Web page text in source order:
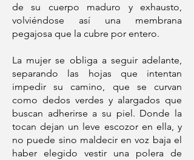
de su cuerpo maduro y exhausto,
volviéndose así una membrana
pegajosa que la cubre por entero.
La mujer se obliga a seguir adelante,
separando las hojas que intentan
impedir su camino, que se curvan
como dedos verdes y alargados que
buscan adherirse a su piel. Donde la
tocan dejan un leve escozor en ella, y
no puede sino maldecir en voz baja el
haber elegido vestir una polera de